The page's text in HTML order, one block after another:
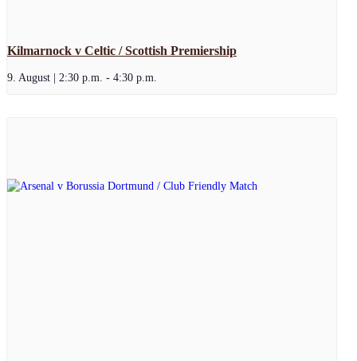
Kilmarnock v Celtic / Scottish Premiership
9. August | 2:30 p.m. - 4:30 p.m.